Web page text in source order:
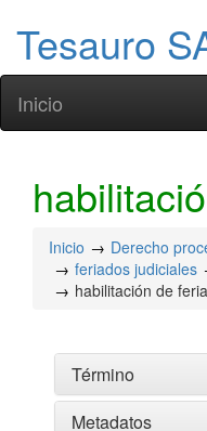
Tesauro
Inicio
Inicio Derecho
feriados judiciales
habilitación de feria
Término
Metadatos